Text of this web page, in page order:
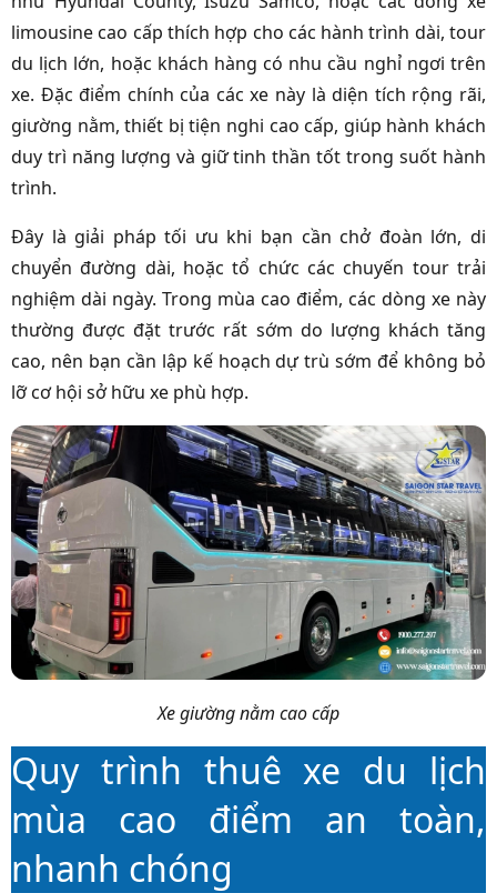
limousine cao cấp thích hợp cho các hành trình dài, tour
du lịch lớn, hoặc khách hàng có nhu cầu nghỉ ngơi trên
xe. Đặc điểm chính của các xe này là diện tích rộng rãi,
giường nằm, thiết bị tiện nghi cao cấp, giúp hành khách
duy trì năng lượng và giữ tinh thần tốt trong suốt hành
trình.
Đây là giải pháp tối ưu khi bạn cần chở đoàn lớn, di
chuyển đường dài, hoặc tổ chức các chuyến tour trải
nghiệm dài ngày. Trong mùa cao điểm, các dòng xe này
thường được đặt trước rất sớm do lượng khách tăng
cao, nên bạn cần lập kế hoạch dự trù sớm để không bỏ
lỡ cơ hội sở hữu xe phù hợp.
Xe giường nằm cao cấp
Quy trình thuê xe du lịch
mùa cao điểm an toàn,
nhanh chóng